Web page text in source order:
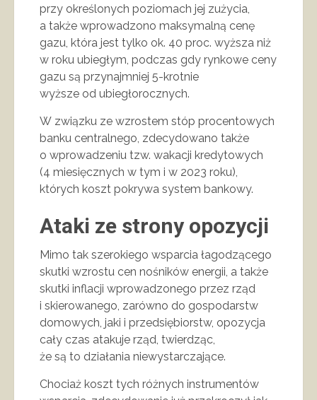
przy określonych poziomach jej zużycia,
a także wprowadzono maksymalną cenę
gazu, która jest tylko ok. 40 proc. wyższa niż
w roku ubiegłym, podczas gdy rynkowe ceny
gazu są przynajmniej 5-krotnie
wyższe od ubiegłorocznych.
W związku ze wzrostem stóp procentowych
banku centralnego, zdecydowano także
o wprowadzeniu tzw. wakacji kredytowych
(4 miesięcznych w tym i w 2023 roku),
których koszt pokrywa system bankowy.
Ataki ze strony opozycji
Mimo tak szerokiego wsparcia łagodzącego
skutki wzrostu cen nośników energii, a także
skutki inflacji wprowadzonego przez rząd
i skierowanego, zarówno do gospodarstw
domowych, jaki i przedsiębiorstw, opozycja
cały czas atakuje rząd, twierdząc,
że są to działania niewystarczające.
Chociaż koszt tych różnych instrumentów